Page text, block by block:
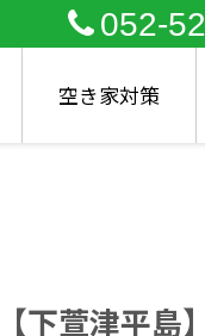
052-
空き家対策
下萱津平島】